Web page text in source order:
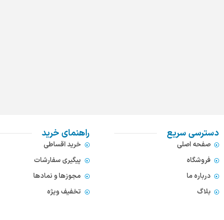
دسترسی سریع
صفحه اصلی
فروشگاه
درباره ما
بلاگ
راهنمای خرید
خرید اقساطی
پیگیری سفارشات
مجوزها و نمادها
تخفیف ویژه